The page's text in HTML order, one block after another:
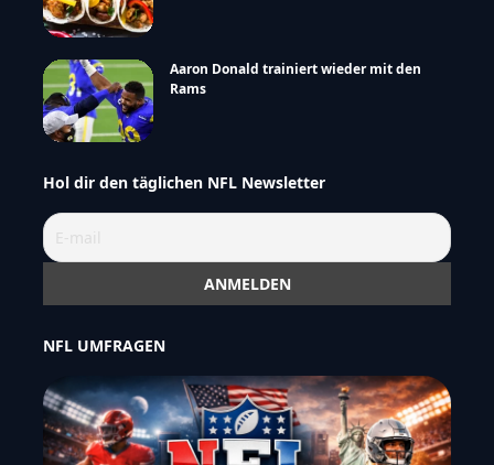
Aaron Donald trainiert wieder mit den
Rams
Hol dir den täglichen NFL Newsletter
NFL UMFRAGEN